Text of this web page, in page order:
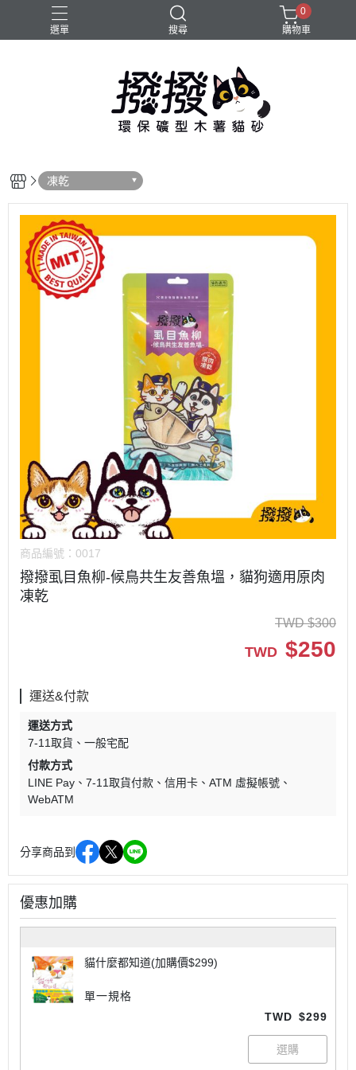
選單 搜尋
0
購物車
凍乾
商品編號： 0017
撥撥虱目魚柳-候鳥共生友善魚塭，貓狗適用原肉
凍乾
TWD $300
TWD $250
運送&付款
運送方式
7-11取貨
一般宅配
付款方式
LINE Pay
7-11取貨付款 信用卡
ATM 虛擬帳號
WebATM
分享商品到
優惠加購
貓什麼都知道(加購價$299)
單一規格
TWD $299